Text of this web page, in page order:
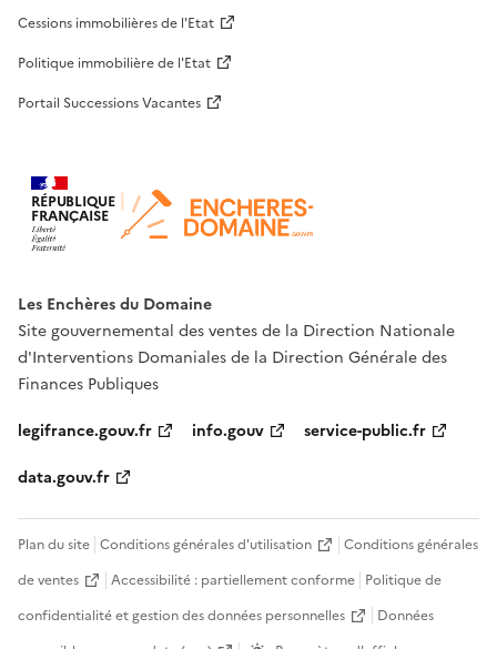
Cessions immobilières de l'Etat
Politique immobilière de l'Etat
Portail Successions Vacantes
RÉPUBLIQUE
FRANÇAISE
Les Enchères du Domaine
Site gouvernemental des ventes de la Direction Nationale
d'Interventions Domaniales de la Direction Générale des
Finances Publiques
legifrance.gouv.fr
info.gouv
service-public.fr
data.gouv.fr
Plan du site Conditions générales d'utilisation
Conditions générales
de ventes
Accessibilité : partiellement conforme Politique de
confidentialité et gestion des données personnelles
Données